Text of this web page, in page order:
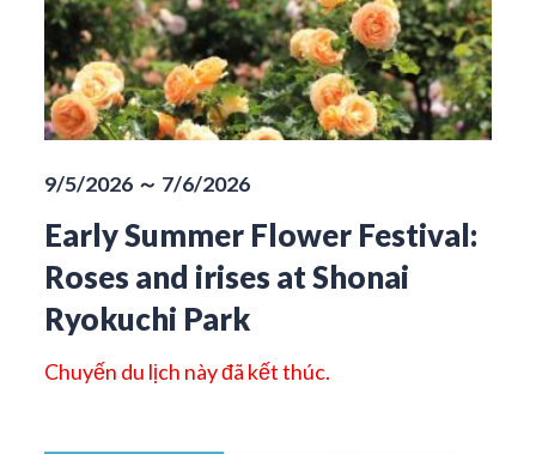
9/5/2026 ～ 7/6/2026
Early Summer Flower Festival:
Roses and irises at Shonai
Ryokuchi Park
Chuyến du lịch này đã kết thúc.